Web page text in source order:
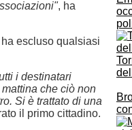
, ha
ha escluso qualsiasi
i destinatari
che ciò non
Si è trattato di una
il primo cittadino.